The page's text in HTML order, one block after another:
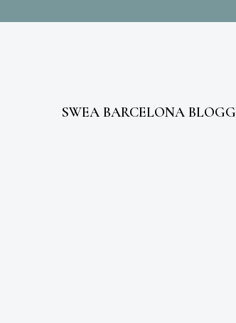
SWEA BARCELONA BLOGG